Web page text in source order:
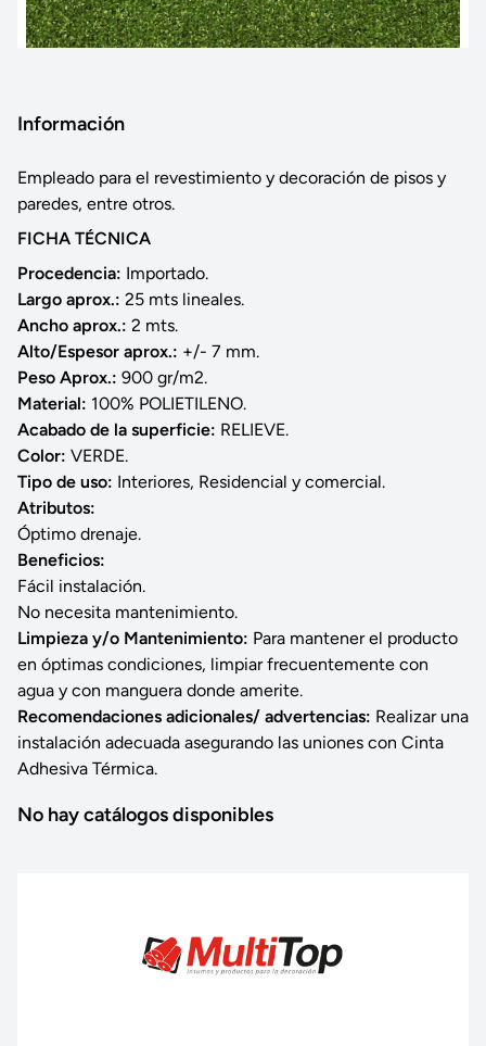
Información
Empleado para el revestimiento y decoración de pisos y
paredes, entre otros.
FICHA TÉCNICA
Procedencia: Importado.
Largo aprox.: 25 mts lineales.
Ancho aprox.: 2 mts.
Alto/Espesor aprox.: +/- 7 mm.
Peso Aprox.: 900 gr/m2.
Material: 100% POLIETILENO.
Acabado de la superficie: RELIEVE.
Color: VERDE.
Tipo de uso: Interiores, Residencial y comercial.
Atributos:
Óptimo drenaje.
Beneficios:
Fácil instalación.
No necesita mantenimiento.
Limpieza y/o Mantenimiento: Para mantener el producto
en óptimas condiciones, limpiar frecuentemente con
agua y con manguera donde amerite.
Recomendaciones adicionales/ advertencias: Realizar una
instalación adecuada asegurando las uniones con Cinta
Adhesiva Térmica.
No hay catálogos disponibles